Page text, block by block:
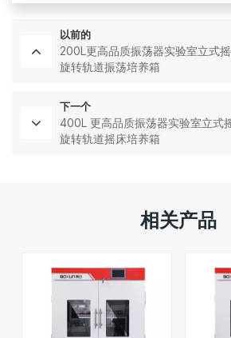
以前的
200L更高品质振荡器实验室立式
旋转轨道振荡培养箱
下一个
400L 更高品质振荡器实验室立式
旋转轨道摇床培养箱
相关产品